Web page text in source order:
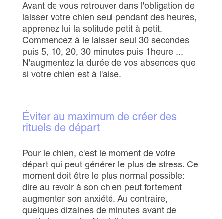
Avant de vous retrouver dans l'obligation de
laisser votre chien seul pendant des heures,
apprenez lui la solitude petit à petit.
Commencez à le laisser seul 30 secondes
puis 5, 10, 20, 30 minutes puis 1heure ...
N'augmentez la durée de vos absences que
si votre chien est à l'aise.
Éviter au maximum de créer des
rituels de départ
Pour le chien, c'est le moment de votre
départ qui peut générer le plus de stress. Ce
moment doit être le plus normal possible:
dire au revoir à son chien peut fortement
augmenter son anxiété. Au contraire,
quelques dizaines de minutes avant de